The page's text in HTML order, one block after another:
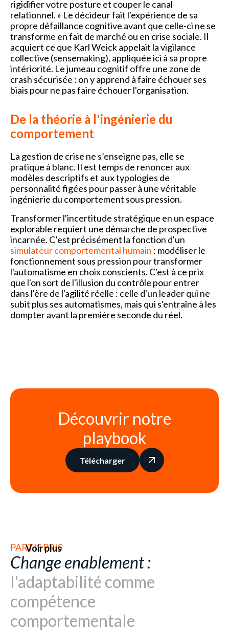
rigidifier votre posture et couper le canal
relationnel. » Le décideur fait l'expérience de sa
propre défaillance cognitive avant que celle-ci ne se
transforme en fait de marché ou en crise sociale. Il
acquiert ce que Karl Weick appelait la vigilance
collective (sensemaking), appliquée ici à sa propre
intériorité. Le jumeau cognitif offre une zone de
crash sécurisée : on y apprend à faire échouer ses
biais pour ne pas faire échouer l'organisation.
De la théorie à l'ingénierie du
comportement
La gestion de crise ne s’enseigne pas, elle se
pratique à blanc. Il est temps de renoncer aux
modèles descriptifs et aux typologies de
personnalité figées pour passer à une véritable
ingénierie du comportement sous pression.
Transformer l'incertitude stratégique en un espace
explorable requiert une démarche de prospective
incarnée. C’est précisément la fonction d'un
simulateur comportemental humain : modéliser le
fonctionnement sous pression pour transformer
l'automatisme en choix conscients. C'est à ce prix
que l'on sort de l'illusion du contrôle pour entrer
dans l'ère de l'agilité réelle : celle d'un leader qui ne
subit plus ses automatismes, mais qui s'entraîne à les
dompter avant la première seconde du réel.
Découvrir notre
playbook
Télécharger
PARTIS PRIS
Change enablement :
l'adaptabilité comme
compétence
comportementale
Voir plus